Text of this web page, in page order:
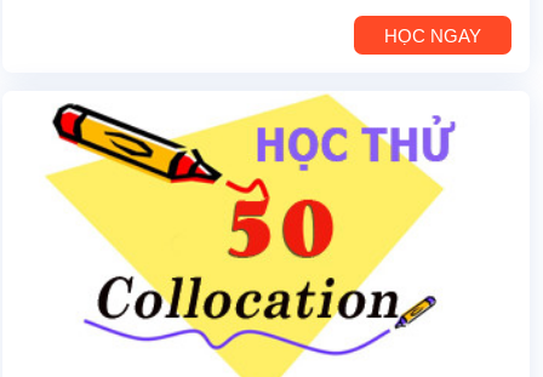
HỌC NGAY